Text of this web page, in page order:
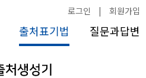
로그인 | 회원가입
출처표기법 질문과답변